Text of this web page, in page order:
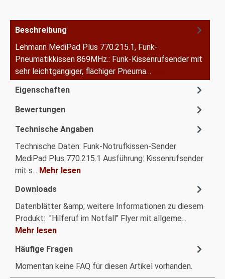
Beschreibung
Lehmann MediPad Plus 770.215.1, Funk-
Pneumatikkissen 869MHz.: Funk-Kissenrufsender mit
sehr leichtgängiger, flächiger Pneuma…
Eigenschaften
Bewertungen
Technische Angaben
Technische Daten: Funk-Notrufkissen-Sender
MediPad Plus 770.215.1 Ausführung: Kissenrufsender
mit s... Mehr lesen
Downloads
Datenblätter &amp; weitere Informationen zu diesem
Produkt: "Hilferuf im Notfall" Flyer mit allgeme...
Mehr lesen
Häufige Fragen
Momentan keine FAQ für diesen Artikel vorhanden.